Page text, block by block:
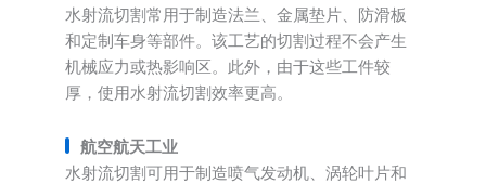
水射流切割常用于制造法兰、金属垫片、防滑板
和定制车身等部件。该工艺的切割过程不会产生
机械应力或热影响区。此外，由于这些工件较
厚，使用水射流切割效率更高。
航空航天工业
水射流切割可用于制造喷气发动机、涡轮叶片和